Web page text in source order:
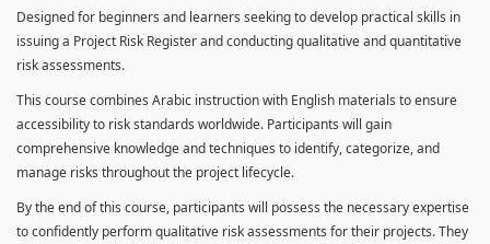
Designed for beginners and learners seeking to develop practical skills in
issuing a Project Risk Register and conducting qualitative and quantitative
risk assessments.
This course combines Arabic instruction with English materials to ensure
accessibility to risk standards worldwide. Participants will gain
comprehensive knowledge and techniques to identify, categorize, and
manage risks throughout the project lifecycle.
By the end of this course, participants will possess the necessary expertise
to confidently perform qualitative risk assessments for their projects. They